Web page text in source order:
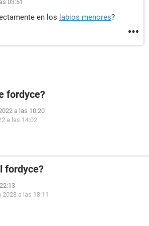
03:51
en los labios menores?
fordyce?
a las 10:20
a las 14:02
fordyce?
2023 a las 18:11